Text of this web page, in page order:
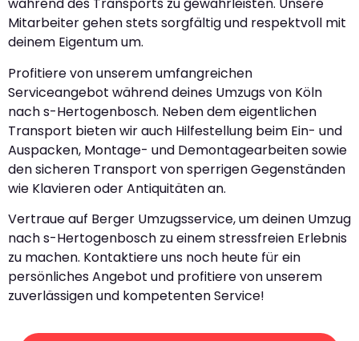
während des Transports zu gewährleisten. Unsere
Mitarbeiter gehen stets sorgfältig und respektvoll mit
deinem Eigentum um.
Profitiere von unserem umfangreichen
Serviceangebot während deines Umzugs von Köln
nach s-Hertogenbosch. Neben dem eigentlichen
Transport bieten wir auch Hilfestellung beim Ein- und
Auspacken, Montage- und Demontagearbeiten sowie
den sicheren Transport von sperrigen Gegenständen
wie Klavieren oder Antiquitäten an.
Vertraue auf Berger Umzugsservice, um deinen Umzug
nach s-Hertogenbosch zu einem stressfreien Erlebnis
zu machen. Kontaktiere uns noch heute für ein
persönliches Angebot und profitiere von unserem
zuverlässigen und kompetenten Service!